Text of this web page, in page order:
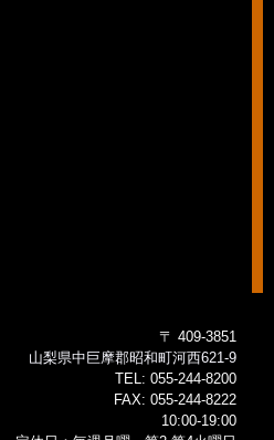
〒 409-3851
山梨県中巨摩郡昭和町河西621-9
TEL: 055-244-8200
FAX: 055-244-8222
10:00-19:00